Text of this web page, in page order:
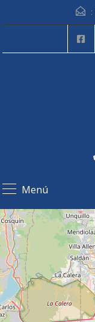
:
Menú